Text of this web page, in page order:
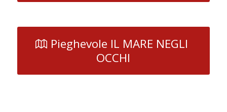
Pieghevole IL MARE NEGLI
OCCHI